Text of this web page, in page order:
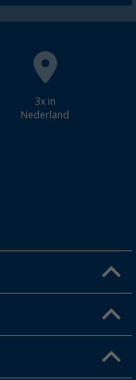
3x in
Nederland